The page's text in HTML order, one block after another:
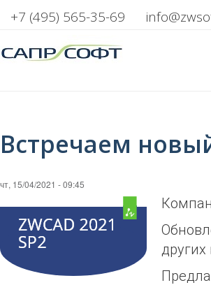
+7 (495) 565-35-69
Встречаем
чт, 15/04/2021 - 09:45